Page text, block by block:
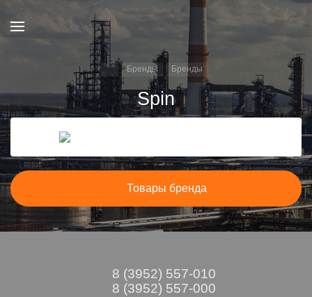
Бренды Бренды
Spin
Товары бренда
8 (3952) 557-010
8 (3952) 557-000